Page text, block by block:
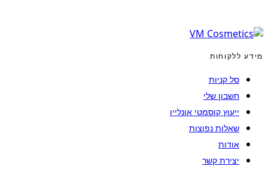
מידע ללקוחות
סל קניות
חשבון שלי
ייעוץ קוסמטי אונליין
שאלות נפוצות
אודות
יצירת קשר